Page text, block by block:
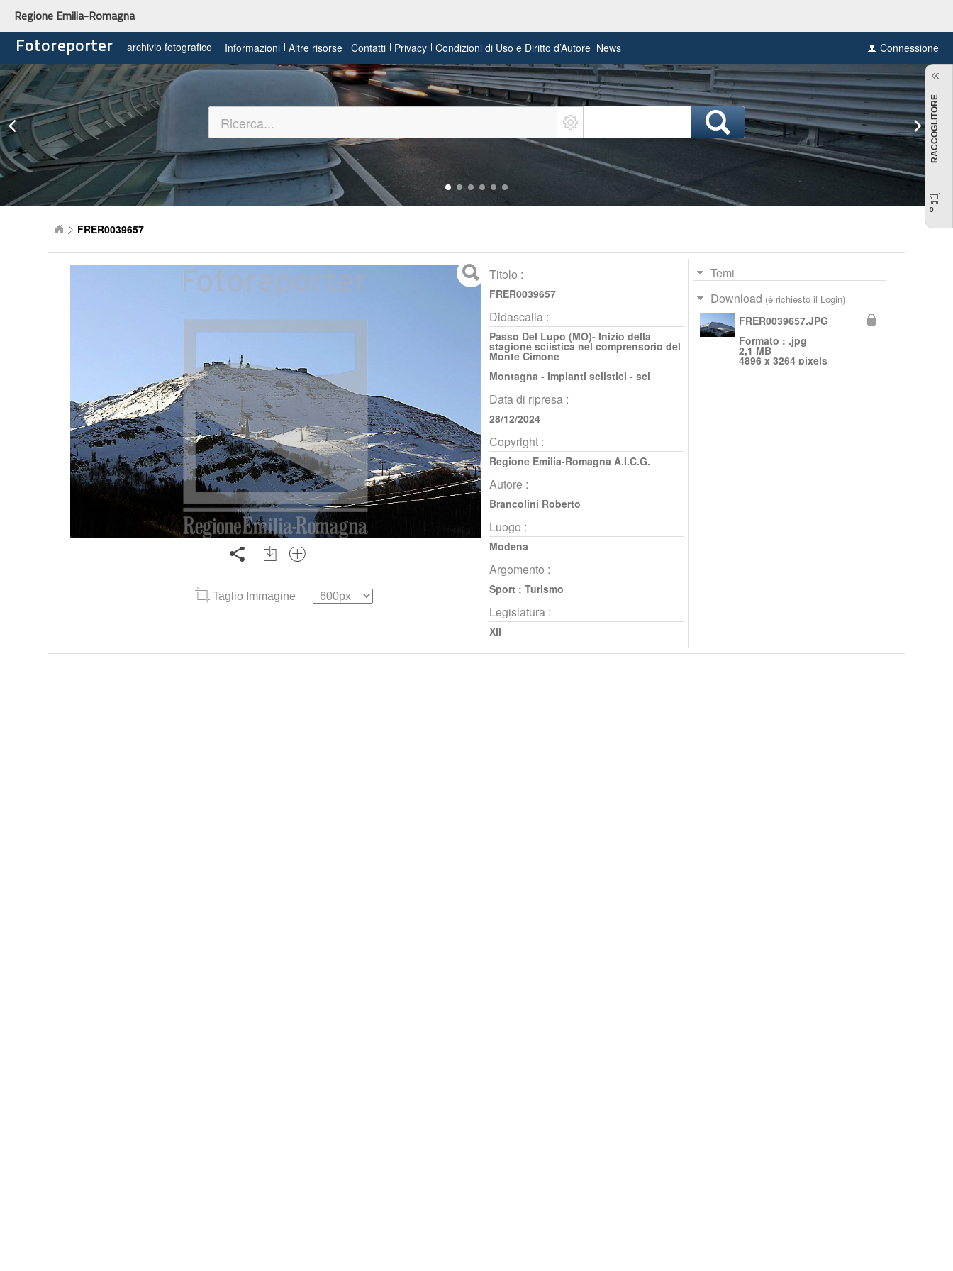
Regione Emilia-Romagna
Fotoreporter archivio fotografico Informazioni Altre risorse Contatti Privacy Condizioni di Uso e Diritto d’Autore News Connessione
FRER0039657
Taglio Immagine
Titolo :
FRER0039657
Didascalia :
Passo Del Lupo (MO)- Inizio della
stagione sciistica nel comprensorio del
Monte Cimone
Montagna - Impianti sciistici - sci
Data di ripresa :
28/12/2024
Copyright :
Regione Emilia-Romagna A.I.C.G.
Autore :
Brancolini Roberto
Luogo :
Modena
Argomento :
Sport; Turismo
Legislatura :
XII
Temi
Download (è richiesto il Login)
FRER0039657.JPG
Formato : .jpg
2,1 MB
4896 x 3264 pixels
RACCOGLITORE
0